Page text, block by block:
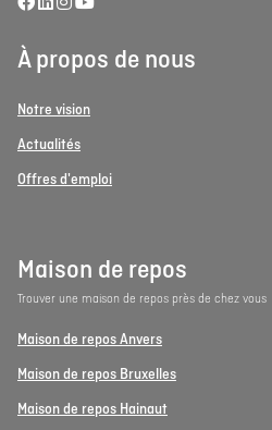
À propos de nous
Notre vision
Actualités
Offres d'emploi
Maison de repos
Trouver une maison de repos près de chez vous
Maison de repos Anvers
Maison de repos Bruxelles
Maison de repos Hainaut